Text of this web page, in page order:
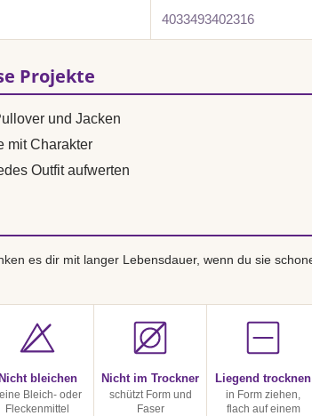
4033493402316
Projekte
und Jacken
mit Charakter
Outfit aufwerten
es dir mit langer Lebensdauer, wenn du sie
Nicht bleichen
Bleich- oder
Fleckenmittel
Nicht im Trockner
schützt Form und
Faser
Liegend trocknen
in Form ziehen,
flach auf einem